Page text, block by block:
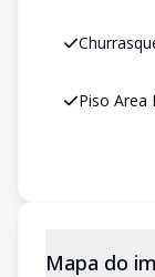
Piso Area
Mapa do